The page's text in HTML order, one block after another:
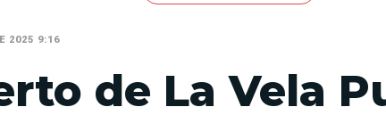
2025 9:16
de La Vela